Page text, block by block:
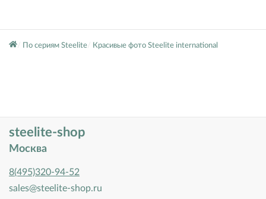
По сериям Steelite Красивые фото Steelite international
steelite-shop
Москва
8(495)320-94-52
sales@steelite-shop.ru